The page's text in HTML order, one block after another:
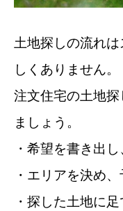
土地探しの流れ
しくありません。
注文住宅の土地
ましょう。
・希望を書き出
・エリアを決め
・探した土地に足